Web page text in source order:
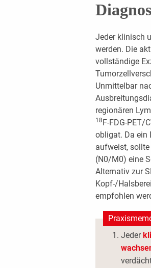
Jeder klinisch
werden. Die
vollständige
Unmittelbar
regionären
18 F-FDG-PET/
obligat. Da ein
aufweist,
(N0/M0) eine
Alternativ zur
Kopf-/
empfohlen
Jeder